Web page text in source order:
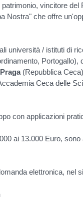
vincitore del
Nostra" che offre
università / istituti di
Portogallo),
(Repubblica
Ceca delle
con applicazioni
ai 13.000 Euro,
elettronica, nel